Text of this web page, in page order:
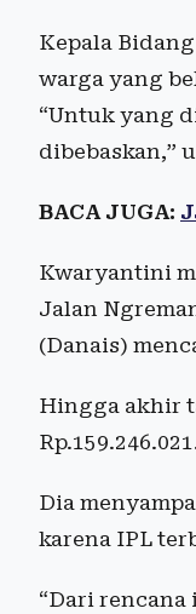
Kepala
warga yang
“Untuk yang
dibebaskan,”
BACA JUGA:
Kwaryantini
Jalan
(Danais)
Hingga akhir
Dia
karena IPL
“Dari rencana